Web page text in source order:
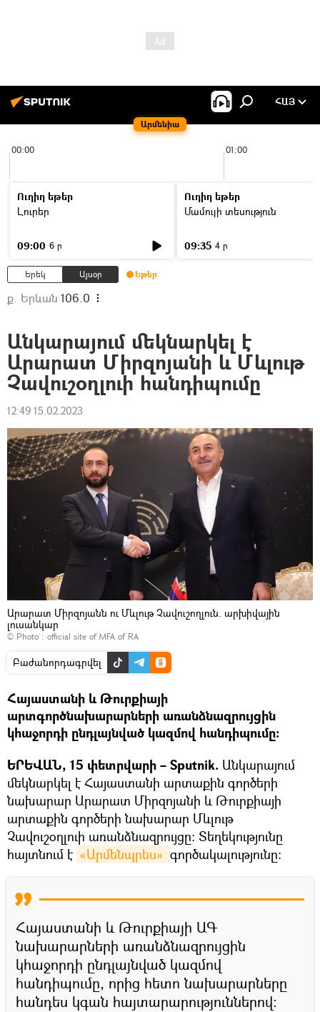
Արմենիա
ՀԱՅ
00:00 01:00
Ուղիղ եթեր
Լուրեր
09:00 6 ր
Ուղիղ եթեր
Մամուլի տեսություն
09:35 4 ր
Երեկ Այսօր Եթեր
ք. Երևան 106.0
Անկարայում մեկնարկել է
Արարատ Միրզոյանի և Մևլութ
Չավուշօղլուի հանդիպումը
12:49 15.02.2023
Արարատ Միրզոյանն ու Մևլութ Չավուշողլուն. արխիվային
լուսանկար
© Photo : official site of MFA of RA
Բաժանորդագրվել
Հայաստանի և Թուրքիայի
արտգործնախարարների առանձնազրույցին
կհաջորդի ընդլայնված կազմով հանդիպումը։
ԵՐԵՎԱՆ, 15 փետրվարի – Sputnik. Անկարայում
մեկնարկել է Հայաստանի արտաքին գործերի
նախարար Արարատ Միրզոյանի և Թուրքիայի
արտաքին գործերի նախարար Մևլութ
Չավուշօղլուի առանձնազրույցը: Տեղեկությունը
հայտնում է «Արմենպրես» գործակալությունը։
Հայաստանի և Թուրքիայի ԱԳ
նախարարների առանձնազրույցին
կհաջորդի ընդլայնված կազմով
հանդիպումը, որից հետո նախարարները
հանդես կգան հայտարարություններով: